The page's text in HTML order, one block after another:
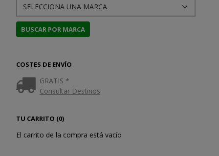
COSTES DE ENVÍO
GRATIS *
Consultar Destinos
TU CARRITO (0)
El carrito de la compra está vacío